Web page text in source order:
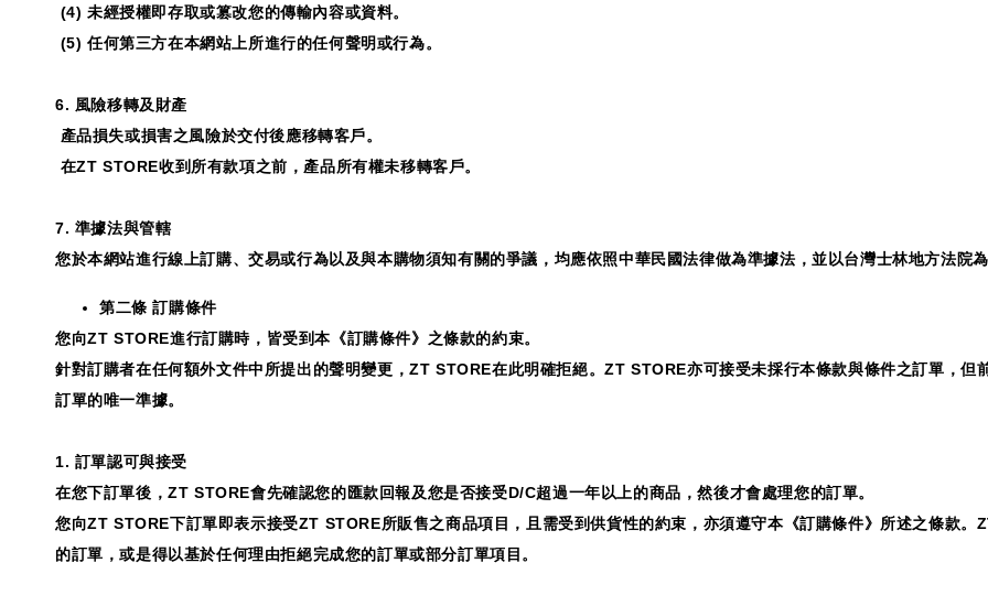
(4) 未經授權即存取或篡改您的傳輸內容或資料。
(5) 任何第三方在本網站上所進行的任何聲明或行為。
6. 風險移轉及財產
產品損失或損害之風險於交付後應移轉客戶。
在ZT STORE收到所有款項之前，產品所有權未移轉客戶。
7. 準據法與管轄
您於本網站進行線上訂購、交易或行為以及與本購物須知有關的爭議，均應依照中華民國法律做為準據法，並以台灣士林地方法院為
第二條 訂購條件
您向ZT STORE進行訂購時，皆受到本《訂購條件》之條款的約束。
針對訂購者在任何額外文件中所提出的聲明變更，ZT STORE在此明確拒絕。ZT STORE亦可接受未採行本條款與條件之訂單，但
訂單的唯一準據。
1. 訂單認可與接受
在您下訂單後，ZT STORE會先確認您的匯款回報及您是否接受D/C超過一年以上的商品，然後才會處理您的訂單。
您向ZT STORE下訂單即表示接受ZT STORE所販售之商品項目，且需受到供貨性的約束，亦須遵守本《訂購條件》所述之條款。
的訂單，或是得以基於任何理由拒絕完成您的訂單或部分訂單項目。